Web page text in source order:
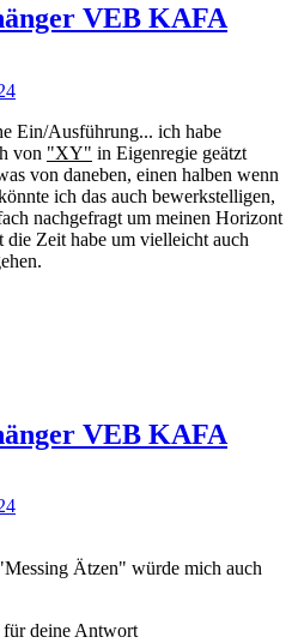
VEB KAFA
Ein/Ausführung... ich habe
von "XY" in Eigenregie geätzt
von daneben, einen halben wenn
ich das auch bewerkstelligen,
nachgefragt um meinen Horizont
die Zeit habe um vielleicht auch
VEB KAFA
Ätzen" würde mich auch
für deine Antwort